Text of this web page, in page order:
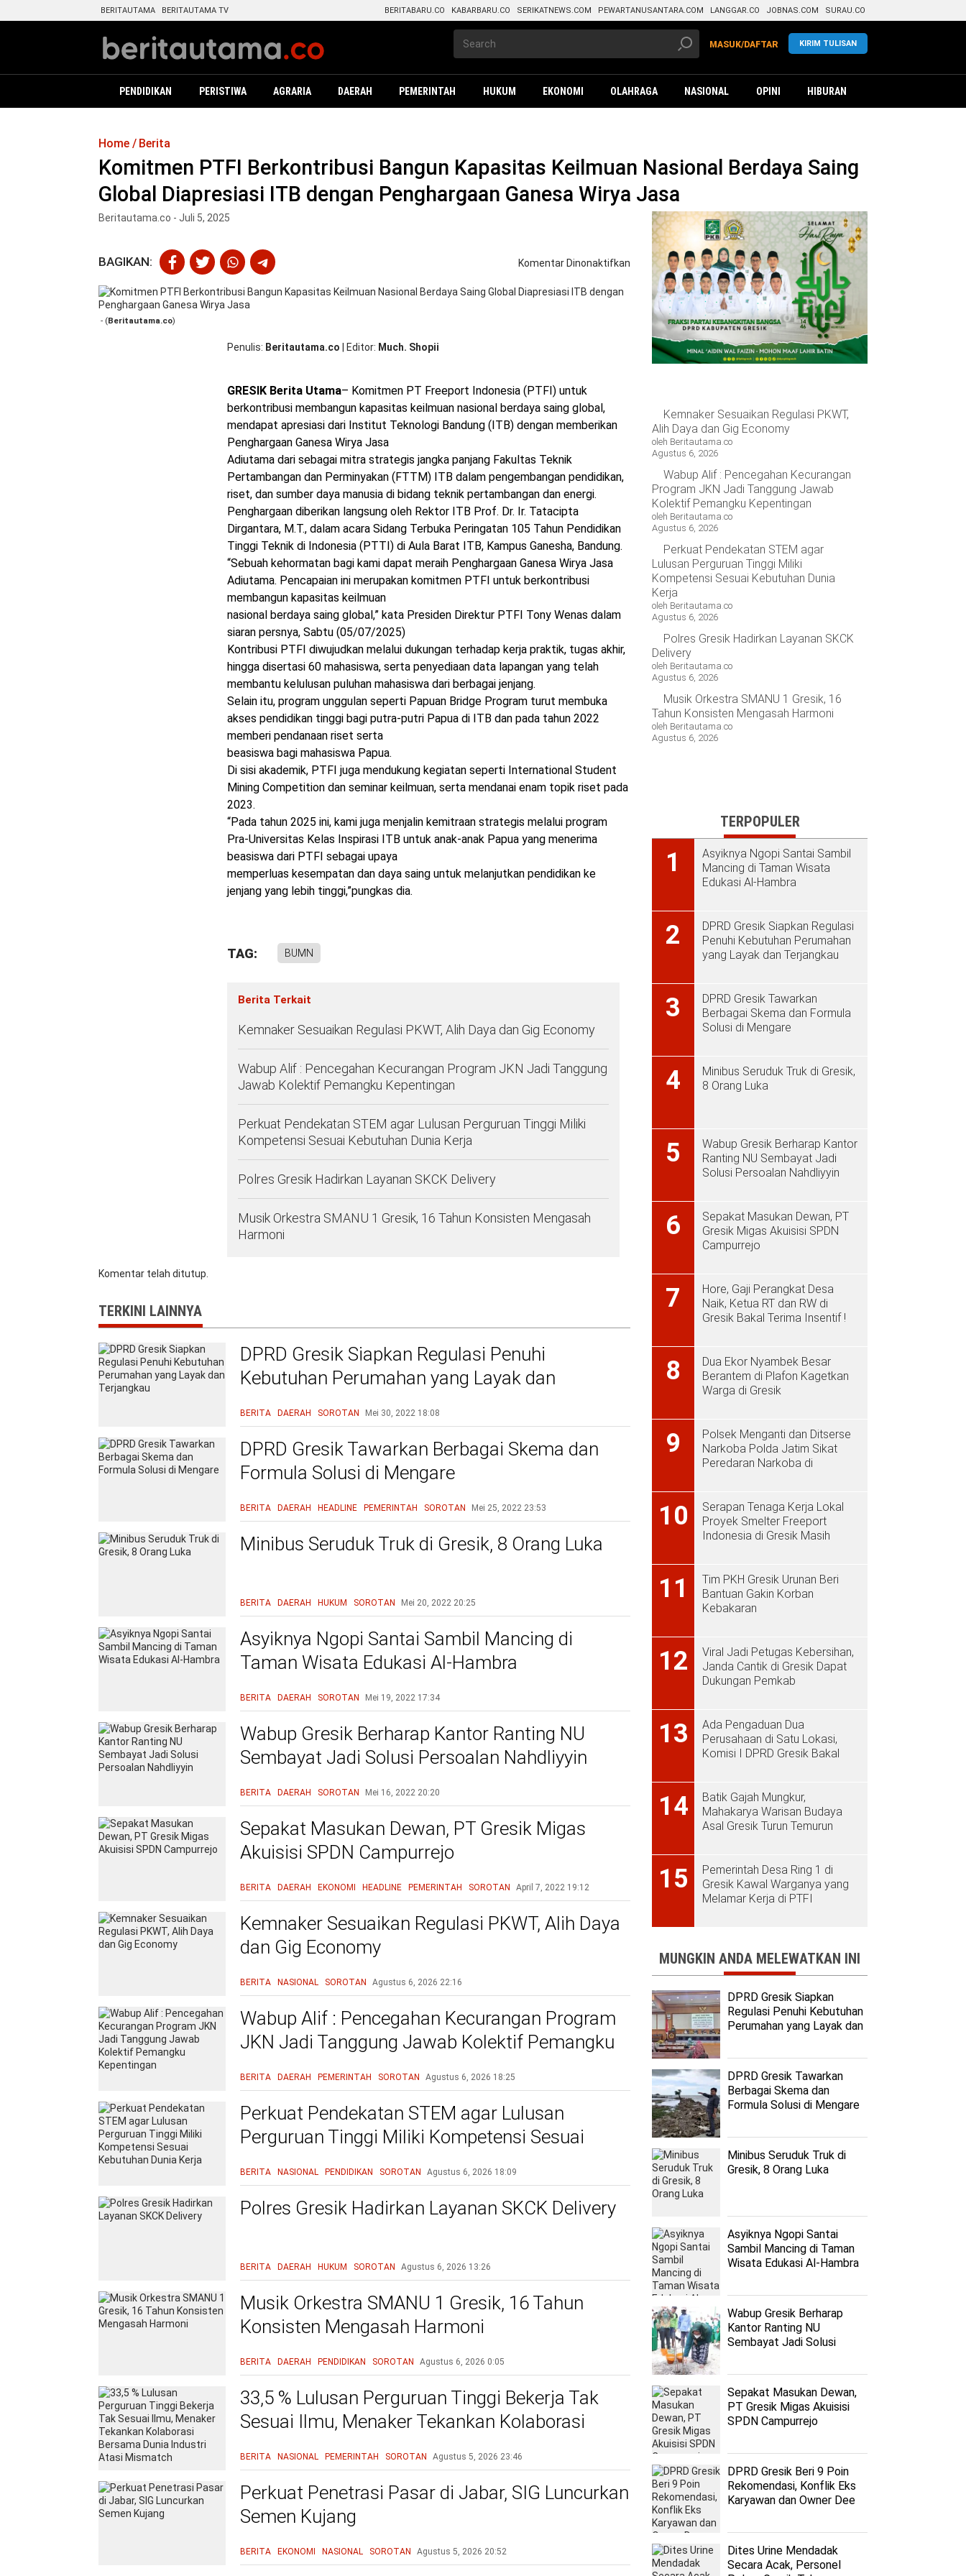
BERITAUTAMA BERITAUTAMA TV BERITABARU.CO KABARBARU.CO SERIKATNEWS.COM PEWARTANUSANTARA.COM LANGGAR.CO JOBNAS.COM SURAU.CO
KIRIM TULISAN
MASUK/DAFTAR
PENDIDIKAN PERISTIWA AGRARIA DAERAH PEMERINTAH HUKUM EKONOMI OLAHRAGA NASIONAL OPINI HIBURAN
Home Berita
Komitmen PTFI Berkontribusi Bangun Kapasitas Keilmuan Nasional Berdaya Saing
Global Diapresiasi ITB dengan Penghargaan Ganesa Wirya Jasa
Beritautama.co - Juli 5, 2025
BAGIKAN: Komentar Dinonaktifkan pada
Komitmen
Berkontribusi
Bangun
Kapasitas
Keilmuan
Nasional
Berdaya
dengan
Penghargaan
Ganesa
- (Beritautama.co)
Penulis Beritautama.co Editor Much. Shopii
GRESIK Berita Utama– Komitmen PT Freeport Indonesia (PTFI) untuk
berkontribusi membangun kapasitas keilmuan nasional berdaya saing global,
mendapat apresiasi dari Institut Teknologi Bandung (ITB) dengan memberikan
Penghargaan Ganesa Wirya Jasa
Adiutama dari sebagai mitra strategis jangka panjang Fakultas Teknik
Pertambangan dan Perminyakan (FTTM) ITB dalam pengembangan pendidikan,
riset, dan sumber daya manusia di bidang teknik pertambangan dan energi.
Penghargaan diberikan langsung oleh Rektor ITB Prof. Dr. Ir. Tatacipta
Dirgantara, M.T., dalam acara Sidang Terbuka Peringatan 105 Tahun Pendidikan
Tinggi Teknik di Indonesia (PTTI) di Aula Barat ITB, Kampus Ganesha, Bandung.
“Sebuah kehormatan bagi kami dapat meraih Penghargaan Ganesa Wirya Jasa
Adiutama. Pencapaian ini merupakan komitmen PTFI untuk berkontribusi
membangun kapasitas keilmuan
nasional berdaya saing global,” kata Presiden Direktur PTFI Tony Wenas dalam
siaran persnya, Sabtu (05/07/2025)
Kontribusi PTFI diwujudkan melalui dukungan terhadap kerja praktik, tugas akhir,
hingga disertasi 60 mahasiswa, serta penyediaan data lapangan yang telah
membantu kelulusan puluhan mahasiswa dari berbagai jenjang.
Selain itu, program unggulan seperti Papuan Bridge Program turut membuka
akses pendidikan tinggi bagi putra-putri Papua di ITB dan pada tahun 2022
memberi pendanaan riset serta
beasiswa bagi mahasiswa Papua.
Di sisi akademik, PTFI juga mendukung kegiatan seperti International Student
Mining Competition dan seminar keilmuan, serta mendanai enam topik riset pada
2023.
“Pada tahun 2025 ini, kami juga menjalin kemitraan strategis melalui program
Pra-Universitas Kelas Inspirasi ITB untuk anak-anak Papua yang menerima
beasiswa dari PTFI sebagai upaya
memperluas kesempatan dan daya saing untuk melanjutkan pendidikan ke
jenjang yang lebih tinggi,”pungkas dia.
TAG: BUMN
Berita Terkait
Kemnaker Sesuaikan Regulasi PKWT, Alih Daya dan Gig Economy
Wabup Alif : Pencegahan Kecurangan Program JKN Jadi Tanggung
Jawab Kolektif Pemangku Kepentingan
Perkuat Pendekatan STEM agar Lulusan Perguruan Tinggi Miliki
Kompetensi Sesuai Kebutuhan Dunia Kerja
Polres Gresik Hadirkan Layanan SKCK Delivery
Musik Orkestra SMANU 1 Gresik, 16 Tahun Konsisten Mengasah
Harmoni
Komentar telah ditutup.
TERKINI LAINNYA
DPRD Gresik Siapkan Regulasi Penuhi
Kebutuhan Perumahan yang Layak dan
BERITA DAERAH SOROTAN Mei 30, 2022 18:08
DPRD Gresik Tawarkan Berbagai Skema dan
Formula Solusi di Mengare
BERITA DAERAH HEADLINE PEMERINTAH SOROTAN Mei 25, 2022 23:53
Minibus Seruduk Truk di Gresik, 8 Orang Luka
BERITA DAERAH HUKUM SOROTAN Mei 20, 2022 20:25
Asyiknya Ngopi Santai Sambil Mancing di
Taman Wisata Edukasi Al-Hambra
BERITA DAERAH SOROTAN Mei 19, 2022 17:34
Wabup Gresik Berharap Kantor Ranting NU
Sembayat Jadi Solusi Persoalan Nahdliyyin
BERITA DAERAH SOROTAN Mei 16, 2022 20:20
Sepakat Masukan Dewan, PT Gresik Migas
Akuisisi SPDN Campurrejo
BERITA DAERAH EKONOMI HEADLINE PEMERINTAH SOROTAN April 7, 2022 19:12
Kemnaker Sesuaikan Regulasi PKWT, Alih Daya
dan Gig Economy
BERITA NASIONAL SOROTAN Agustus 6, 2026 22:16
Wabup Alif : Pencegahan Kecurangan Program
JKN Jadi Tanggung Jawab Kolektif Pemangku
BERITA DAERAH PEMERINTAH SOROTAN Agustus 6, 2026 18:25
Perkuat Pendekatan STEM agar Lulusan
Perguruan Tinggi Miliki Kompetensi Sesuai
BERITA NASIONAL PENDIDIKAN SOROTAN Agustus 6, 2026 18:09
Polres Gresik Hadirkan Layanan SKCK Delivery
BERITA DAERAH HUKUM SOROTAN Agustus 6, 2026 13:26
Musik Orkestra SMANU 1 Gresik, 16 Tahun
Konsisten Mengasah Harmoni
BERITA DAERAH PENDIDIKAN SOROTAN Agustus 6, 2026 0:05
33,5 % Lulusan Perguruan Tinggi Bekerja Tak
Sesuai Ilmu, Menaker Tekankan Kolaborasi
BERITA NASIONAL PEMERINTAH SOROTAN Agustus 5, 2026 23:46
Perkuat Penetrasi Pasar di Jabar, SIG Luncurkan
Semen Kujang
BERITA EKONOMI NASIONAL SOROTAN Agustus 5, 2026 20:52
Kemnaker Sesuaikan Regulasi PKWT,
Alih Daya dan Gig Economy
oleh Beritautama.co
Agustus 6, 2026
Wabup Alif : Pencegahan Kecurangan
Program JKN Jadi Tanggung Jawab
Kolektif Pemangku Kepentingan
oleh Beritautama.co
Agustus 6, 2026
Perkuat Pendekatan STEM agar
Lulusan Perguruan Tinggi Miliki
Kompetensi Sesuai Kebutuhan Dunia
Kerja
oleh Beritautama.co
Agustus 6, 2026
Polres Gresik Hadirkan Layanan SKCK
Delivery
oleh Beritautama.co
Agustus 6, 2026
Musik Orkestra SMANU 1 Gresik, 16
Tahun Konsisten Mengasah Harmoni
oleh Beritautama.co
Agustus 6, 2026
TERPOPULER
1
Asyiknya Ngopi Santai Sambil
Mancing di Taman Wisata
Edukasi Al-Hambra
2
DPRD Gresik Siapkan Regulasi
Penuhi Kebutuhan Perumahan
yang Layak dan Terjangkau
3
DPRD Gresik Tawarkan
Berbagai Skema dan Formula
Solusi di Mengare
4
Minibus Seruduk Truk di Gresik,
8 Orang Luka
5
Wabup Gresik Berharap Kantor
Ranting NU Sembayat Jadi
Solusi Persoalan Nahdliyyin
6
Sepakat Masukan Dewan, PT
Gresik Migas Akuisisi SPDN
Campurrejo
7
Hore, Gaji Perangkat Desa
Naik, Ketua RT dan RW di
Gresik Bakal Terima Insentif !
8
Dua Ekor Nyambek Besar
Berantem di Plafon Kagetkan
Warga di Gresik
9
Polsek Menganti dan Ditserse
Narkoba Polda Jatim Sikat
Peredaran Narkoba di
10
Serapan Tenaga Kerja Lokal
Proyek Smelter Freeport
Indonesia di Gresik Masih
11
Tim PKH Gresik Urunan Beri
Bantuan Gakin Korban
Kebakaran
12
Viral Jadi Petugas Kebersihan,
Janda Cantik di Gresik Dapat
Dukungan Pemkab
13
Ada Pengaduan Dua
Perusahaan di Satu Lokasi,
Komisi I DPRD Gresik Bakal
14
Batik Gajah Mungkur,
Mahakarya Warisan Budaya
Asal Gresik Turun Temurun
15
Pemerintah Desa Ring 1 di
Gresik Kawal Warganya yang
Melamar Kerja di PTFI
MUNGKIN ANDA MELEWATKAN INI
DPRD Gresik Siapkan
Regulasi Penuhi Kebutuhan
Perumahan yang Layak dan
DPRD Gresik Tawarkan
Berbagai Skema dan
Formula Solusi di Mengare
Minibus Seruduk Truk di
Gresik, 8 Orang Luka
Asyiknya Ngopi Santai
Sambil Mancing di Taman
Wisata Edukasi Al-Hambra
Wabup Gresik Berharap
Kantor Ranting NU
Sembayat Jadi Solusi
Sepakat Masukan Dewan,
PT Gresik Migas Akuisisi
SPDN Campurrejo
DPRD Gresik Beri 9 Poin
Rekomendasi, Konflik Eks
Karyawan dan Owner Dee
Dites Urine Mendadak
Secara Acak, Personel